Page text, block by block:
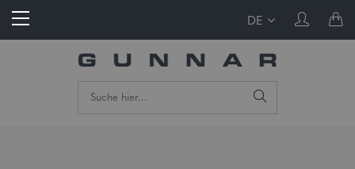
DE